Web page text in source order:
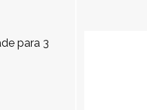
para 3